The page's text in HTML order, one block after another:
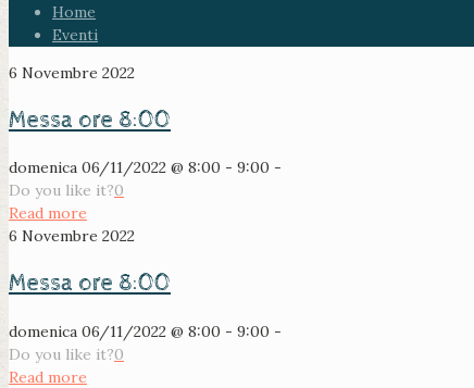
Home
Eventi
6 Novembre 2022
Messa ore 8:00
domenica 06/11/2022 @ 8:00 - 9:00 -
Do you like it?0
Read more
6 Novembre 2022
Messa ore 8:00
domenica 06/11/2022 @ 8:00 - 9:00 -
Do you like it?0
Read more